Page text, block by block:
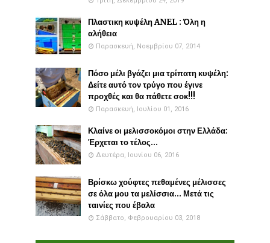
Πλαστικη κυψέλη ANEL : Όλη η
αλήθεια
Παρασκευή, Νοεμβρίου 07, 2014
Πόσο μέλι βγάζει μια τρίπατη κυψέλη:
Δείτε αυτό τον τρύγο που έγινε
προχθές και θα πάθετε σοκ!!!
Παρασκευή, Ιουλίου 01, 2016
Κλαίνε οι μελισσοκόμοι στην Ελλάδα:
Έρχεται το τέλος...
Δευτέρα, Ιουνίου 06, 2016
Βρίσκω χούφτες πεθαμένες μέλισσες
σε όλα μου τα μελίσσια... Μετά τις
ταινίες που έβαλα
Σάββατο, Φεβρουαρίου 03, 2018